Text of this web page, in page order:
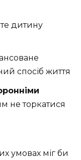
дитину
спосіб життя
не торкатися
умовах міг би